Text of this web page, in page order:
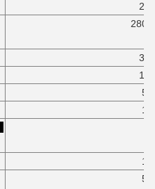
240
300
140
55
18
16
5,5